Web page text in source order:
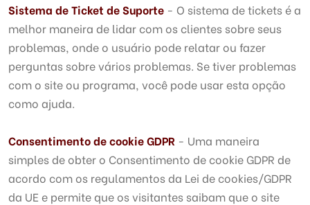
Sistema de Ticket de Suporte - O sistema de tickets é a
melhor maneira de lidar com os clientes sobre seus
problemas, onde o usuário pode relatar ou fazer
perguntas sobre vários problemas. Se tiver problemas
com o site ou programa, você pode usar esta opção
como ajuda.
Consentimento de cookie GDPR - Uma maneira
simples de obter o Consentimento de cookie GDPR de
acordo com os regulamentos da Lei de cookies/GDPR
da UE e permite que os visitantes saibam que o site